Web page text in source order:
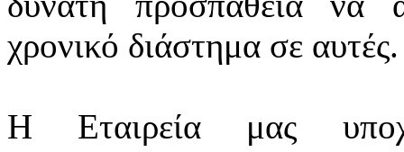
χρονικό διάστημα σε αυτές.
Η Εταιρεία μας